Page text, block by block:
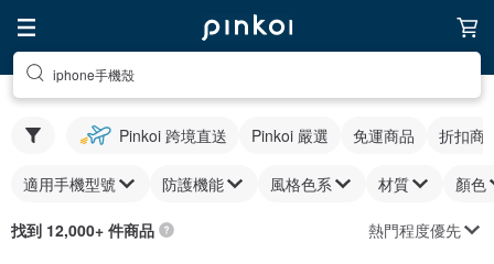
iphone手機殼
Pinkoi 跨境直送 Pinkoi 嚴選 免運商品 折扣商
適用手機型號 防護機能 風格色系 材質 顏色
找到 12,000+ 件商品 熱門程度優先